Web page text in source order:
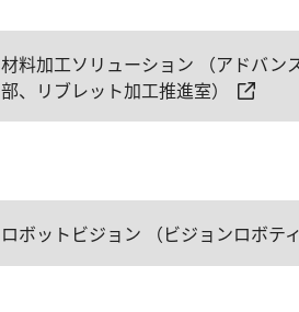
材料加工ソリューション （アドバン
部、リブレット加工推進室）
ロボットビジョン （ビジョンロボテ